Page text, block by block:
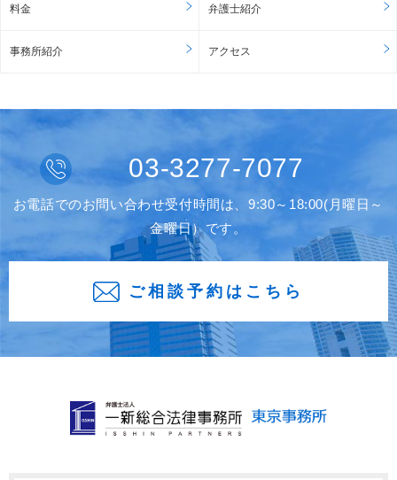
料金 弁護士紹介
事務所紹介 アクセス
03-3277-7077
お電話でのお問い合わせ受付時間は、9:30～18:00(月曜日～
金曜日）です。
ご相談予約はこちら